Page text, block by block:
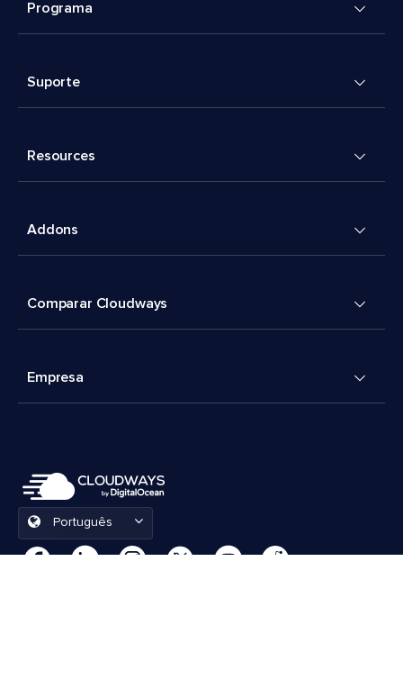
Programa
Suporte
Resources
Addons
Comparar Cloudways
Empresa
Português